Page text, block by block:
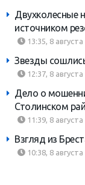
Двухколесные
источником
13:35, 8 августа
Звезды
12:37, 8 августа
Дело о
Столинском
11:39, 8 августа
Взгляд из
10:38, 8 августа